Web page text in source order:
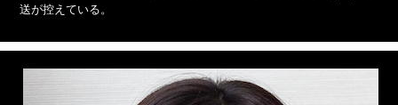
送が控えている。